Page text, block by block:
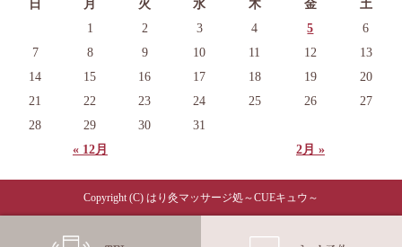
日 月 火 水 木 金 土
« 12月 2月 »
1 2 3 4 5
6
7
8 9 10 11 12
13
14
15 16 17 18 19
20
21
22 23 24 25 26
27
28
29 30 31
Copyright (C) はり灸マッサージ処～CUEキュウ～